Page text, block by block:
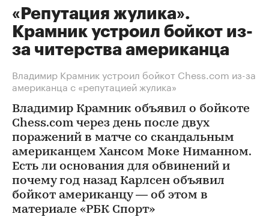
«Репутация жулика».
Крамник устроил бойкот из-
за читерства американца
Владимир Крамник устроил бойкот Chess.com из-за
американца с «репутацией жулика»
Владимир Крамник объявил о бойкоте
Chess.com через день после двух
поражений в матче со скандальным
американцем Хансом Моке Ниманном.
Есть ли основания для обвинений и
почему год назад Карлсен объявил
бойкот американцу — об этом в
материале «РБК Спорт»